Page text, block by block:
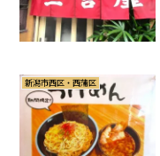
新潟市西区・西蒲区